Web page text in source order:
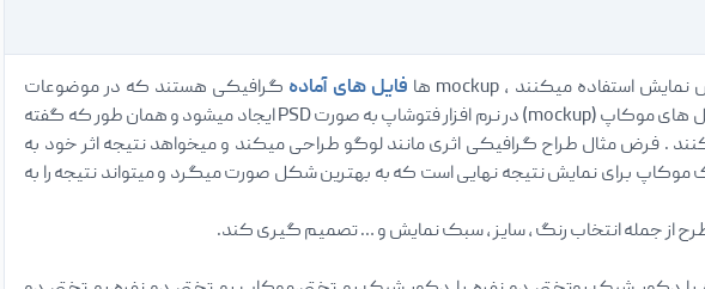
فایل های آماده گرافیکی هستند که در موضوعات
، پوستر ، قالب سایت و … استفاده میشود . فایل های موکاپ (mockup) در نرم افزار فتوشاپ به صورت PSD ایجاد میشود و همان طور که گفته
. فرض مثال طراح گرافیکی اثری مانند لوگو طراحی میکند و میخواهد نتیجه اثر خود به
برای نمایش نتیجه نهایی است که به بهترین شکل صورت میگرد و میتواند نتیجه را به